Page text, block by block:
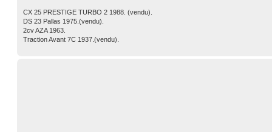
CX 25 PRESTIGE TURBO 2 1988. (vendu).
DS 23 Pallas 1975.(vendu).
2cv AZA 1963.
Traction Avant 7C 1937.(vendu).